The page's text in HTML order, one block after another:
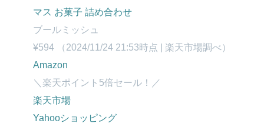
マス お菓子 詰め合わせ
ブールミッシュ
¥594
（2024/11/24 21:53時点 | 楽天市場調べ）
Amazon
＼楽天ポイント5倍セール！／
楽天市場
Yahooショッピング